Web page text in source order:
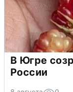
В Югре
России